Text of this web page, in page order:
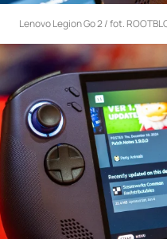
Lenovo Legion Go 2 / fot.